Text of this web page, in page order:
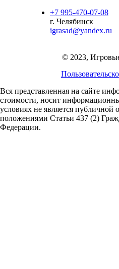
+7 995-470-07-08
г. Челябинск
igrasad@yandex.ru
© 2023,
Вся представленная на сайте
стоимости, носит
условиях не является публичной
положениями Статьи 437 (2)
Федерации.